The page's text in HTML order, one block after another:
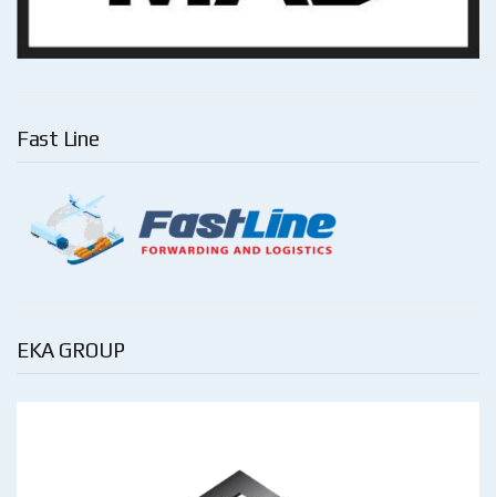
Fast Line
EKA GROUP